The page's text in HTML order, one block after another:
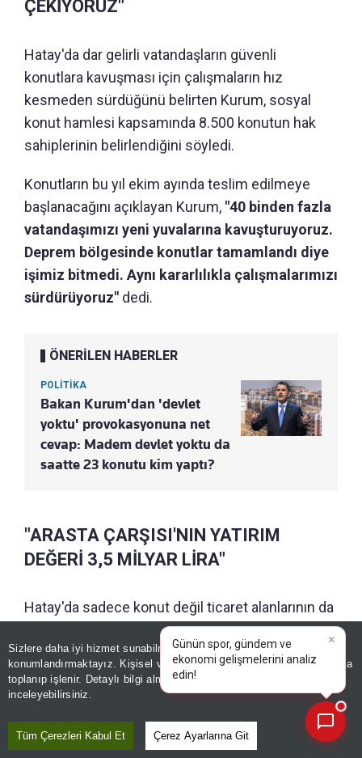
Sizlere daha iyi hizmet sunabilmek adına sitemizdeçerez
konumlandırmaktayız. Kişisel verileriniz, KVKK ve GDPR kapsamında
toplanıp işlenir. Detaylı bilgi almak için
inceleyebilirsiniz.
Tüm Çerezleri Kabul Et Çerez Ayarlarına Git
ÇEKİYORUZ"
Hatay'da dar gelirli vatandaşların güvenli
konutlara kavuşması için çalışmaların hız
kesmeden sürdüğünü belirten Kurum, sosyal
konut hamlesi kapsamında 8.500 konutun hak
sahiplerinin belirlendiğini söyledi.
Konutların bu yıl ekim ayında teslim edilmeye
başlanacağını açıklayan Kurum, "40 binden fazla
vatandaşımızı yeni yuvalarına kavuşturuyoruz.
Deprem bölgesinde konutlar tamamlandı diye
işimiz bitmedi. Aynı kararlılıkla çalışmalarımızı
sürdürüyoruz" dedi.
ÖNERİLEN HABERLER
POLİTİKA
Bakan Kurum'dan 'devlet
yoktu' provokasyonuna net
cevap: Madem devlet yoktu da
saatte 23 konutu kim yaptı?
"ARASTA ÇARŞISI'NIN YATIRIM
DEĞERİ 3,5 MİLYAR LİRA"
Hatay'da sadece konut değil ticaret alanlarının da
yeniden ayağa kaldırıldığını vurgulayan Kurum,
TOKİ eliyle bugüne kadar 11 bini aşkın iş yerinin
inşa edildiğini ifade etti.
GÜNÜN ÖZETİ
|